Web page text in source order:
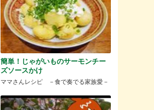
簡単！じゃがいものサーモンチー
ズソースかけ
ママさんレシピ －食で奏でる家族愛－